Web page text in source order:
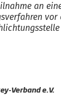
an
vor
Verband e.V.